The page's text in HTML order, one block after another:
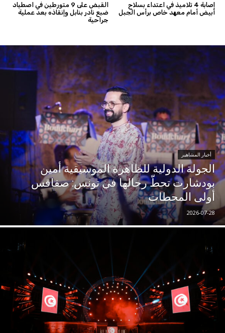
القبض على 9 متورطين في اصطياد
ضبع نادر بنابل وإنقاذه بعد عملية
جراحية
إصابة 4 تلاميذ في اعتداء بسلاح
أبيض أمام معهد خاص برأس الجبل
أخبار المشاهير
الجولة الدولية للظاهرة الموسيقية أمين
بودشارت تحطّ رحالها في تونس: صفاقس
أولى المحطات
2026-07-28